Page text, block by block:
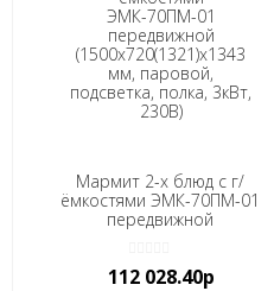
Мармит 2-х блюд с г/
ёмкостями ЭМК-70ПМ-01
передвижной
3кВт, 230В)
112 028.40р